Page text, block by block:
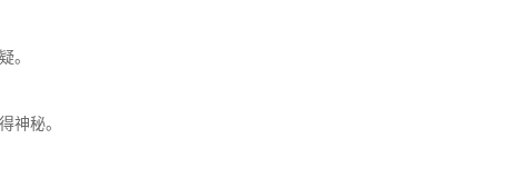
。
神秘。